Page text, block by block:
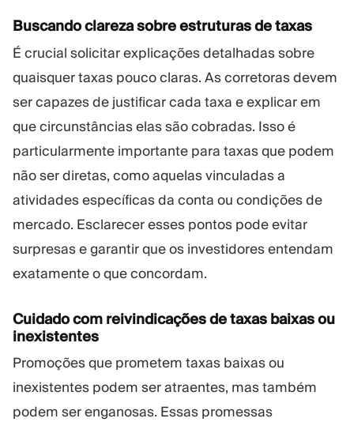
Buscando clareza sobre estruturas de taxas
É crucial solicitar explicações detalhadas sobre
quaisquer taxas pouco claras. As corretoras devem
ser capazes de justificar cada taxa e explicar em
que circunstâncias elas são cobradas. Isso é
particularmente importante para taxas que podem
não ser diretas, como aquelas vinculadas a
atividades específicas da conta ou condições de
mercado. Esclarecer esses pontos pode evitar
surpresas e garantir que os investidores entendam
exatamente o que concordam.
Cuidado com reivindicações de taxas baixas ou
inexistentes
Promoções que prometem taxas baixas ou
inexistentes podem ser atraentes, mas também
podem ser enganosas. Essas promessas